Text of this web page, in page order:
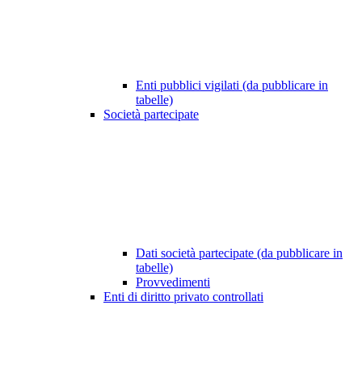
Enti pubblici vigilati (da pubblicare in
tabelle)
Società partecipate
Dati società partecipate (da pubblicare in
tabelle)
Provvedimenti
Enti di diritto privato controllati